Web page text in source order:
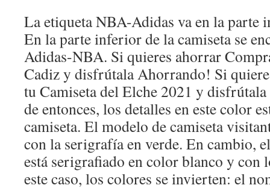
La etiqueta NBA-Adidas va en la parte
En la parte inferior de la camiseta se
Adidas-NBA. Si quieres ahorrar
Cadiz y disfrútala Ahorrando! Si
tu Camiseta del Elche 2021 y
de entonces, los detalles en este color
camiseta. El modelo de camiseta
con la serigrafía en verde. En cambio,
está serigrafiado en color blanco y con
este caso, los colores se invierten: el